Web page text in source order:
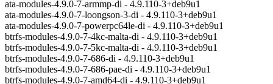
ata-modules-4.9.0-7-armmp-di - 4.9.110-3+deb9u1
ata-modules-4.9.0-7-loongson-3-di - 4.9.110-3+deb9u1
ata-modules-4.9.0-7-powerpc64le-di - 4.9.110-3+deb9u1
btrfs-modules-4.9.0-7-4kc-malta-di - 4.9.110-3+deb9u1
btrfs-modules-4.9.0-7-5kc-malta-di - 4.9.110-3+deb9u1
btrfs-modules-4.9.0-7-686-di - 4.9.110-3+deb9u1
btrfs-modules-4.9.0-7-686-pae-di - 4.9.110-3+deb9u1
btrfs-modules-4.9.0-7-amd64-di - 4.9.110-3+deb9u1